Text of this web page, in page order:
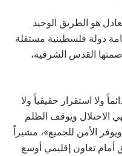
هو الطريق الوحيد
دولة فلسطينية مستقلة
الرابع من يونيو 1967 وعاصمتها القدس الشرقية،
ولا استقرار حقيقياً ولا
الاحتلال ويوقف الظلم
الأمن للجميع»، مشيراً
أمام تعاون إقليمي أوسع